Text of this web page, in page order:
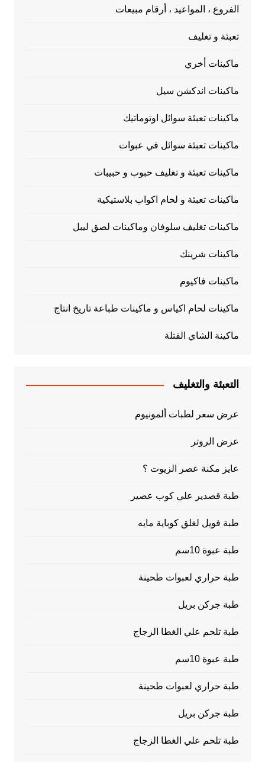
الفروع ، المواعيد ، أرقام مبيعات
تعبئة و تغليف
ماكينات أخري
ماكينات اندكشن سيل
ماكينات تعبئة سوائل اوتوماتيك
ماكينات تعبئة سوائل في عبوات
ماكينات تعبئة و تغليف حبوب و حبيبات
ماكينات تعبئة و لحام اكواب بلاستيكية
ماكينات تغليف سلوفان وماكينات لصق ليبل
ماكينات شرينك
ماكينات فاكيوم
ماكينات لحام اكياس و ماكينات طباعة تاريخ انتاج
ماكينة الشاي الفتلة
التعبئة والتغليف
عرض سعر لطبات ألمونيوم
عرض الروتر
عايز مكنة عصر الزيوت ؟
طبة قصدير علي كوب عصير
طبة فويل لغلق كوباية مايه
طبة عبوة 10سم
طبة حراري لعبوات طحينة
طبة جركن بريل
طبة تلحم علي الغطا الزجاج
طبة عبوة 10سم
طبة حراري لعبوات طحينة
طبة جركن بريل
طبة تلحم علي الغطا الزجاج